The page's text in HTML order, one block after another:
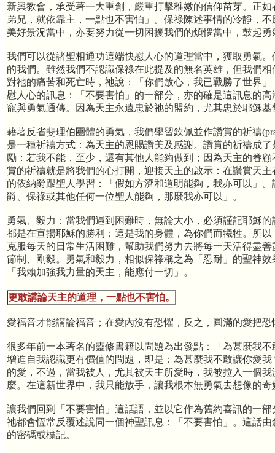
新興教會，承受著一大重創，嚴重打擊稚嫩的信仰苗芽。正
弟兄，就依靠主，一點也不害怕」。保祿陳述事情的冷靜，
美好景況當中，亦要努力從一切困擾我們的煩惱當中，鼓起
我們可以從諸聖相通功這端快慰人心的道理當中，獲取勇氣
的我們。雖然我們不認識保祿在此提及的無名英雄，但我們
對祂的痛苦和死亡時，祂說：「你們放心，我已戰勝了世界
慰人心的訊息：「不要害怕」的一部分，亦的確是這訊息的
寵與勇氣通傳。因為天主永遠忠於祂的盟約，尤其忠於耶穌
藉著反省斐理伯團體的勇氣，我們學習欽佩並作讚賞的祈禱
是一種祈禱方式：為天主的恩賜讚美及感謝。讚賞的祈禱成
勵：若我不能，至少，還有其他人能夠做到；因為天主的眷
賞的祈禱就是將我們的心打開，迎接天主的啟示：在讚賞天
的依納爵跟聖人學習：「假如方濟和道明能夠，我亦可以」
爵、保祿或其他任何一位聖人能夠，那麼我亦可以」。
勇氣、毅力：當我們遇到困難時，無論大小，必須謹記耶穌
都是在宣揚耶穌的勝利：這是我的身體，為你們而犧牲。所
克服每天的日常生活困難，幫助我們努力去將每一天活得盡
節制、剛毅。勇氣和毅力，相似保祿稱之為「忍耐」的聖神
「我賴加強我力量的天主，能應付一切」。
更敢講論天主的道理，一點也不害怕。
愛福音才能講論福音；在愛內沒有恐懼，反之，圓滿的愛把恐
很多年前一本著名的靈修書籍以問題為出發點：「為甚麼我
增進自我認識更有價值的問題，即是：為甚麼我不敢讓你愛
的愛，不過，當我被人，尤其被天主所愛時，我被拉入一個
麼。在這新世界中，我只能放手，讓我根本無勇氣去想像的
讓我們回到「不要害怕」這話語，並以它作為舊約喜訊的一
祂都會恆常反覆述說同一個神聖訊息：「不要害怕」。這話
的密碼或標記。